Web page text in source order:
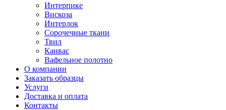
Интерпике
Вискоза
Интерлок
Сорочечные ткани
Твил
Канвас
Вафельное полотно
О компании
Заказать образцы
Услуги
Доставка и оплата
Контакты